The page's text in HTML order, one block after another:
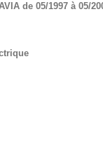
de 05/1997 à 05/